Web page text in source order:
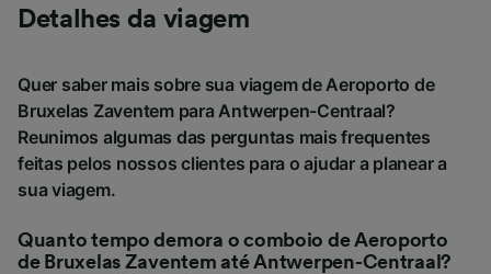
Detalhes da viagem
Quer saber mais sobre sua viagem de Aeroporto de
Bruxelas Zaventem para Antwerpen-Centraal?
Reunimos algumas das perguntas mais frequentes
feitas pelos nossos clientes para o ajudar a planear a
sua viagem.
Quanto tempo demora o comboio de Aeroporto
de Bruxelas Zaventem até Antwerpen-Centraal?